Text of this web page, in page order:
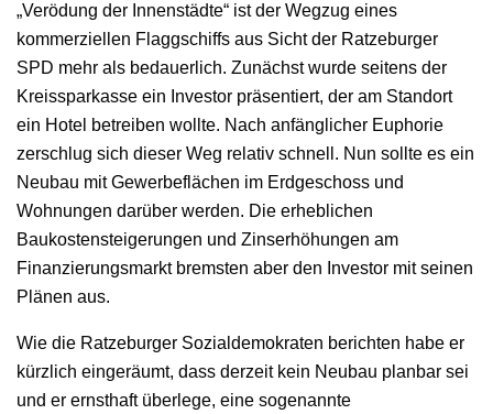
„Verödung der Innenstädte“ ist der Wegzug eines
kommerziellen Flaggschiffs aus Sicht der Ratzeburger
SPD mehr als bedauerlich. Zunächst wurde seitens der
Kreissparkasse ein Investor präsentiert, der am Standort
ein Hotel betreiben wollte. Nach anfänglicher Euphorie
zerschlug sich dieser Weg relativ schnell. Nun sollte es ein
Neubau mit Gewerbeflächen im Erdgeschoss und
Wohnungen darüber werden. Die erheblichen
Baukostensteigerungen und Zinserhöhungen am
Finanzierungsmarkt bremsten aber den Investor mit seinen
Plänen aus.
Wie die Ratzeburger Sozialdemokraten berichten habe er
kürzlich eingeräumt, dass derzeit kein Neubau planbar sei
und er ernsthaft überlege, eine sogenannte